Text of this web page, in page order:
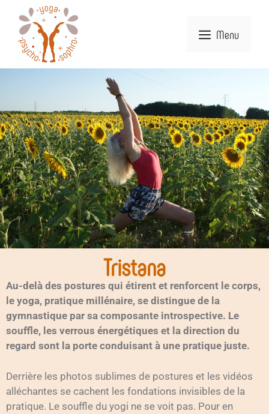
Menu
Tristana
Au-delà des postures qui étirent et renforcent le corps,
le yoga, pratique millénaire, se distingue de la
gymnastique par sa composante introspective. Le
souffle, les verrous énergétiques et la direction du
regard sont la porte conduisant à une pratique juste.
Derrière les photos sublimes de postures et les vidéos
alléchantes se cachent les fondations invisibles de la
pratique. Le souffle du yogi ne se voit pas. Pour en